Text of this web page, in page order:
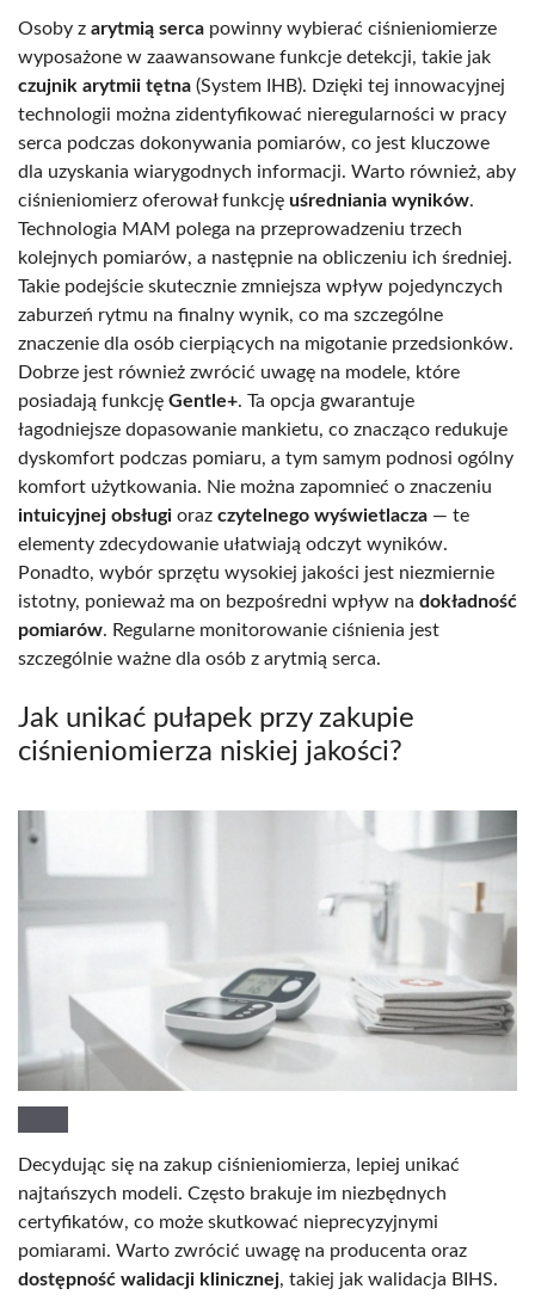
Osoby z arytmią serca powinny wybierać ciśnieniomierze
wyposażone w zaawansowane funkcje detekcji, takie jak
czujnik arytmii tętna (System IHB). Dzięki tej innowacyjnej
technologii można zidentyfikować nieregularności w pracy
serca podczas dokonywania pomiarów, co jest kluczowe
dla uzyskania wiarygodnych informacji. Warto również, aby
ciśnieniomierz oferował funkcję uśredniania wyników.
Technologia MAM polega na przeprowadzeniu trzech
kolejnych pomiarów, a następnie na obliczeniu ich średniej.
Takie podejście skutecznie zmniejsza wpływ pojedynczych
zaburzeń rytmu na finalny wynik, co ma szczególne
znaczenie dla osób cierpiących na migotanie przedsionków.
Dobrze jest również zwrócić uwagę na modele, które
posiadają funkcję Gentle+. Ta opcja gwarantuje
łagodniejsze dopasowanie mankietu, co znacząco redukuje
dyskomfort podczas pomiaru, a tym samym podnosi ogólny
komfort użytkowania. Nie można zapomnieć o znaczeniu
intuicyjnej obsługi oraz czytelnego wyświetlacza — te
elementy zdecydowanie ułatwiają odczyt wyników.
Ponadto, wybór sprzętu wysokiej jakości jest niezmiernie
istotny, ponieważ ma on bezpośredni wpływ na dokładność
pomiarów. Regularne monitorowanie ciśnienia jest
szczególnie ważne dla osób z arytmią serca.
Jak unikać pułapek przy zakupie
ciśnieniomierza niskiej jakości?
Decydując się na zakup ciśnieniomierza, lepiej unikać
najtańszych modeli. Często brakuje im niezbędnych
certyfikatów, co może skutkować nieprecyzyjnymi
pomiarami. Warto zwrócić uwagę na producenta oraz
dostępność walidacji klinicznej, takiej jak walidacja BIHS.